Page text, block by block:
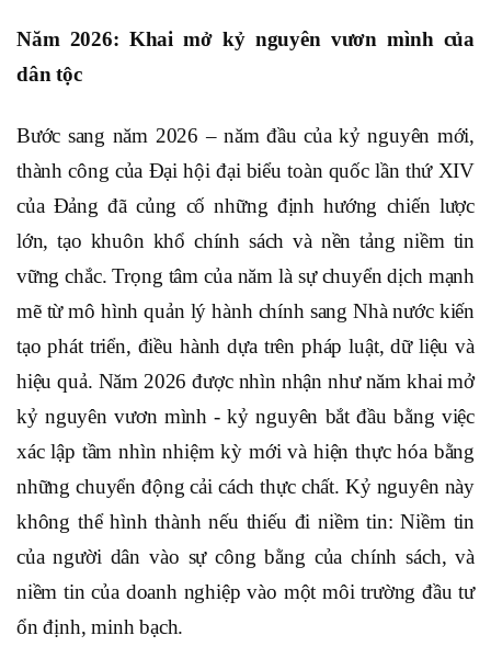
Năm 2026: Khai mở kỷ nguyên vươn mình của
dân tộc
Bước sang năm 2026 – năm đầu của kỷ nguyên mới,
thành công của Đại hội đại biểu toàn quốc lần thứ XIV
của Đảng đã củng cố những định hướng chiến lược
lớn, tạo khuôn khổ chính sách và nền tảng niềm tin
vững chắc. Trọng tâm của năm là sự chuyển dịch mạnh
mẽ từ mô hình quản lý hành chính sang Nhà nước kiến
tạo phát triển, điều hành dựa trên pháp luật, dữ liệu và
hiệu quả. Năm 2026 được nhìn nhận như năm khai mở
kỷ nguyên vươn mình - kỷ nguyên bắt đầu bằng việc
xác lập tầm nhìn nhiệm kỳ mới và hiện thực hóa bằng
những chuyển động cải cách thực chất. Kỷ nguyên này
không thể hình thành nếu thiếu đi niềm tin: Niềm tin
của người dân vào sự công bằng của chính sách, và
niềm tin của doanh nghiệp vào một môi trường đầu tư
ổn định, minh bạch.